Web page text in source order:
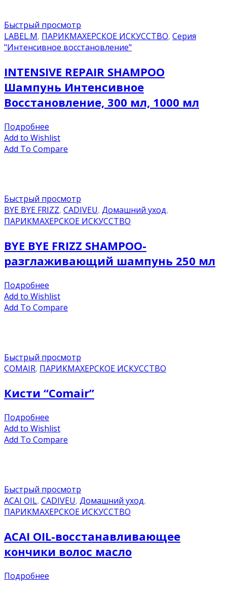
Быстрый просмотр
LABEL.M, ПАРИКМАХЕРСКОЕ ИСКУССТВО, Серия
"Интенсивное восстановление"
INTENSIVE REPAIR SHAMPOO
Шампунь Интенсивное
Восстановление, 300 мл, 1000 мл
Подробнее
Add to Wishlist
Add To Compare
Быстрый просмотр
BYE BYE FRIZZ, CADIVEU, Домашний уход,
ПАРИКМАХЕРСКОЕ ИСКУССТВО
BYE BYE FRIZZ SHAMPOO-
разглаживающий шампунь 250 мл
Подробнее
Add to Wishlist
Add To Compare
Быстрый просмотр
COMAIR, ПАРИКМАХЕРСКОЕ ИСКУССТВО
Кисти “Comair”
Подробнее
Add to Wishlist
Add To Compare
Быстрый просмотр
ACAI OIL, CADIVEU, Домашний уход,
ПАРИКМАХЕРСКОЕ ИСКУССТВО
ACAI OIL-восстанавливающее
кончики волос масло
Подробнее